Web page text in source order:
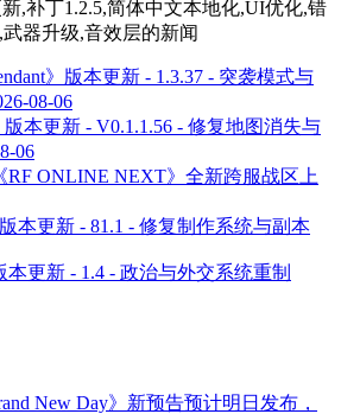
新,补丁1.2.5,简体中文本地化,UI优化,错
器升级,音效层的新闻
》版本更新 - 1.3.37 - 突袭模式与
08-06
版本更新 - V0.1.1.56 - 修复地图消失与
06
RF ONLINE NEXT》全新跨服战区上
本更新 - 81.1 - 修复制作系统与副本
本更新 - 1.4 - 政治与外交系统重制
New Day》新预告预计明日发布，